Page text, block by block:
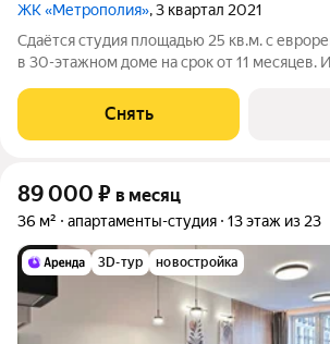
ЖК «Метрополия», 3 квартал 2021
Сдаётся студия площадью 25 кв.м. с
в 30-этажном доме на срок от 11 месяцев.
Пылесос Дом - монолитный, окна выходят
консьерж. В подъезде
Снять
89 000 ₽ в месяц
36 м² апартаменты-студия 13 этаж из 23
3D-тур новостройка